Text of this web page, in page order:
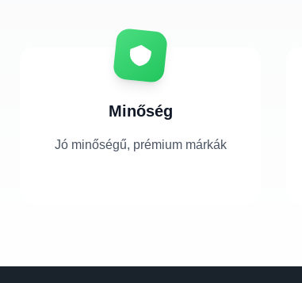
Minőség
Jó minőségű, prémium márkák